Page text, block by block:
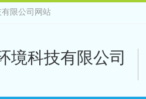
限公司网站